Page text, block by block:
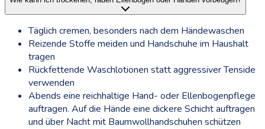
Täglich cremen, besonders nach dem Händewaschen
Reizende Stoffe meiden und Handschuhe im Haushalt
tragen
Rückfettende Waschlotionen statt aggressiver Tenside
verwenden
Abends eine reichhaltige Hand- oder Ellenbogenpflege
auftragen. Auf die Hände eine dickere Schicht auftragen
und über Nacht mit Baumwollhandschuhen schützen